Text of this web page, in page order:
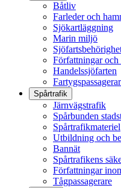
Båtliv
Farleder och
Sjökartläggning
Marin miljö
Författningar
Handelssjöfarten
Spårtrafik
Järnvägstrafik
Spårbunden
Spårtrafikmateriel
Utbildning och
Bannät
Spårtrafikens
Författningar
Tågpassagerare